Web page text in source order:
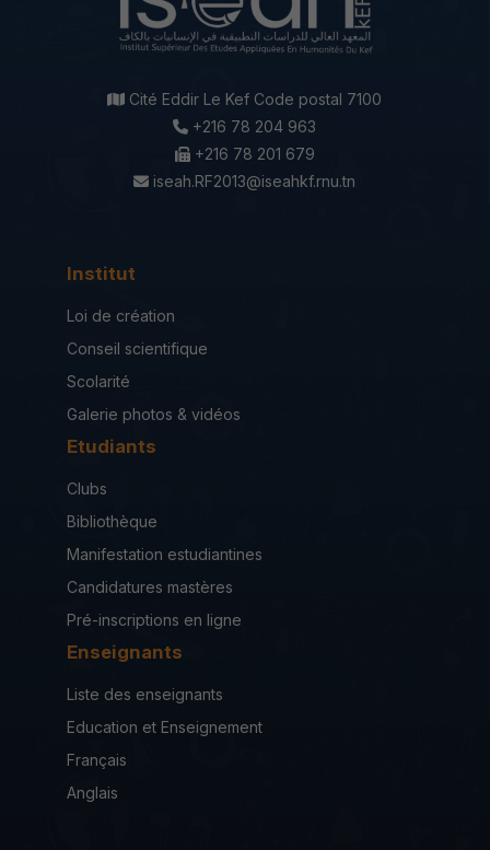
Cité Eddir Le Kef Code postal 7100
+216 78 204 963
+216 78 201 679
iseah.RF2013@iseahkf.rnu.tn
Institut
Loi de création
Conseil scientifique
Scolarité
Galerie photos & vidéos
Etudiants
Clubs
Bibliothèque
Manifestation estudiantines
Candidatures mastères
Pré-inscriptions en ligne
Enseignants
Liste des enseignants
Education et Enseignement
Français
Anglais